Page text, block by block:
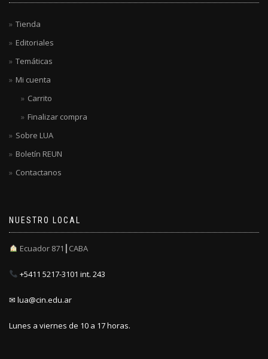
Tienda
Editoriales
Temáticas
Mi cuenta
Carrito
Finalizar compra
Sobre LUA
Boletín REUN
Contactanos
NUESTRO LOCAL
Ecuador 871┃CABA
+5411 5217-3101 int. 243
✉ lua@cin.edu.ar
Lunes a viernes de 10 a 17 horas.